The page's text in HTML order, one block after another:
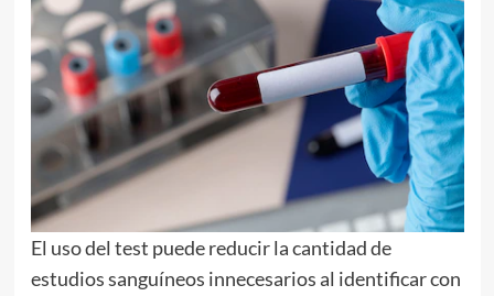
El uso del test puede reducir la cantidad de
estudios sanguíneos innecesarios al identificar con